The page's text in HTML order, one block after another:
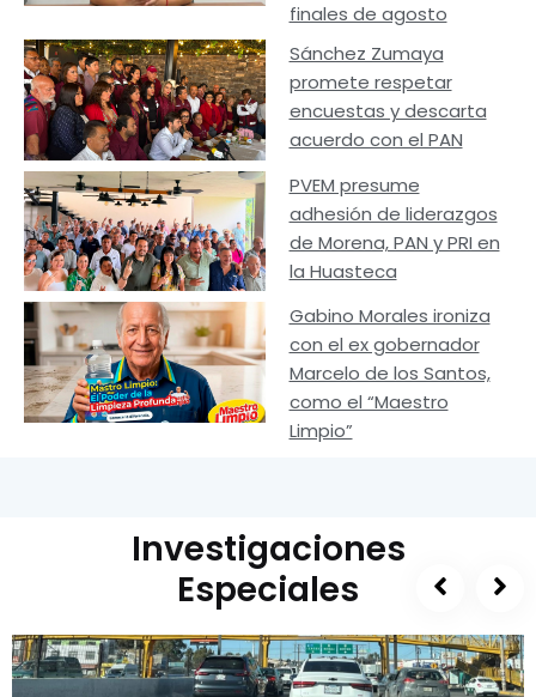
finales de agosto
Sánchez Zumaya
promete respetar
encuestas y descarta
acuerdo con el PAN
PVEM presume
adhesión de liderazgos
de Morena, PAN y PRI en
la Huasteca
Gabino Morales ironiza
con el ex gobernador
Marcelo de los Santos,
como el “Maestro
Limpio”
Investigaciones
Especiales